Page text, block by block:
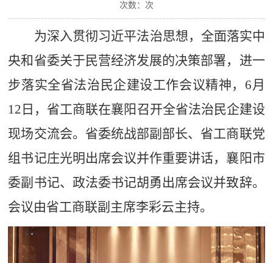
次数： 次
为深入贯彻习近平法治思想，全面落实中
央和省委关于民营经济发展的决策部署，进一
步落实全省法治民企建设工作会议精神， 6月
12日，省工商联在襄阳召开全省法治民企建设
现场交流会。省委统战部副部长、省工商联党
组书记庄光明出席会议并作重要讲话，襄阳市
委副书记、政法委书记胡勇出席会议并致辞。
会议由省工商联副主席李彩云主持。